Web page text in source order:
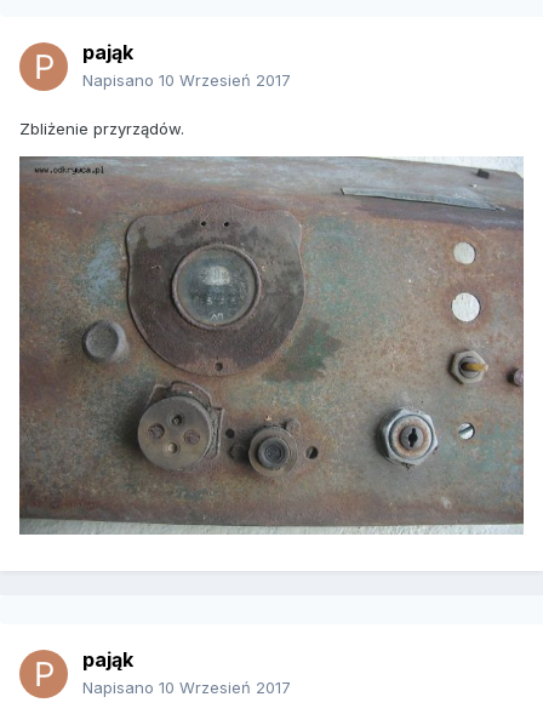
pająk
Napisano 10 Wrzesień 2017
Zbliżenie przyrządów.
pająk
Napisano 10 Wrzesień 2017